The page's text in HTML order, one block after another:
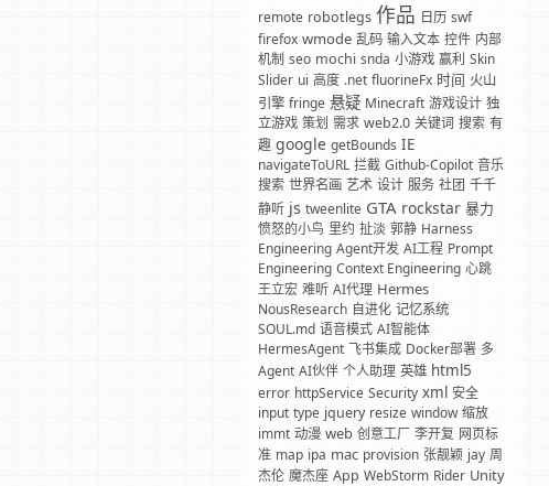
remote robotlegs 作品 日历 swf
firefox wmode 乱码 输入文本 控件 内部
机制 seo mochi snda 小游戏 赢利 Skin
Slider ui 高度 .net fluorineFx 时间 火山
引擎 fringe 悬疑 Minecraft 游戏设计 独
立游戏 策划 需求 web2.0 关键词 搜索 有
趣 google getBounds IE
navigateToURL 拦截 Github-Copilot 音乐
搜索 世界名画 艺术 设计 服务 社团 千千
静听 js tweenlite GTA rockstar 暴力
愤怒的小鸟 里约 扯淡 郭静 Harness
Engineering Agent开发 AI工程 Prompt
Engineering Context Engineering 心跳
王立宏 难听 AI代理 Hermes
NousResearch 自进化 记忆系统
SOUL.md 语音模式 AI智能体
HermesAgent 飞书集成 Docker部署 多
Agent AI伙伴 个人助理 英雄 html5
error httpService Security xml 安全
input type jquery resize window 缩放
immt 动漫 web 创意工厂 李开复 网页标
准 map ipa mac provision 张靓颖 jay 周
杰伦 魔杰座 App WebStorm Rider Unity